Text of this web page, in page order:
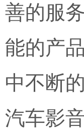
善的服
能的产
中不断
汽车影